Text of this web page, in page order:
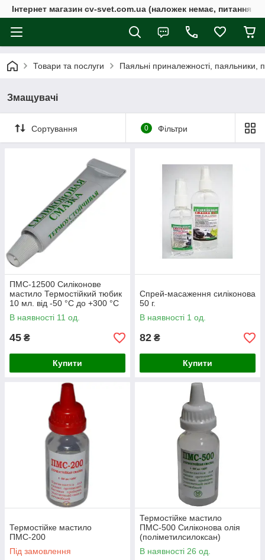
Інтернет магазин cv-svet.com.ua (наложек немає, питання у
Товари та послуги Паяльні приналежності, паяльники,
Змащувачі
Сортування 0 Фільтри
ПМС-12500 Силіконове
мастило Термостійкий тюбик
10 мл. від -50 °C до +300 °C
В наявності 11 од.
45 ₴
Купити
Спрей-масаження силіконова
50 г.
В наявності 1 од.
82 ₴
Купити
Термостійке мастило
ПМС-200
Під замовлення
Термостійке мастило
ПМС-500 Силіконова олія
(поліметилсилоксан)
В наявності 26 од.